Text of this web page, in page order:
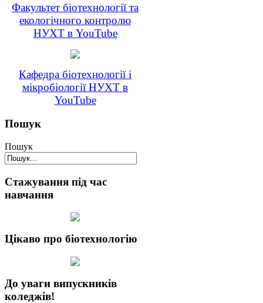
Факультет біотехнології та
екологічного контролю
НУХТ в YouTube
Кафедра біотехнології і
мікробіології НУХТ в
YouTube
Пошук
Пошук
Стажування під час
навчання
Цікаво про біотехнологію
До уваги випускників
коледжів!